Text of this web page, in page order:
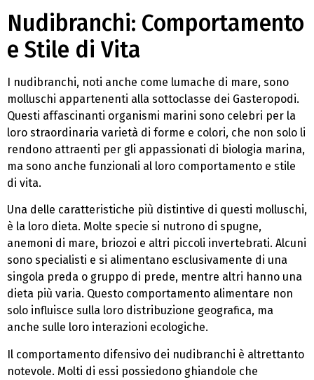
Nudibranchi: Comportamento
e Stile di Vita
I nudibranchi, noti anche come lumache di mare, sono
molluschi appartenenti alla sottoclasse dei Gasteropodi.
Questi affascinanti organismi marini sono celebri per la
loro straordinaria varietà di forme e colori, che non solo li
rendono attraenti per gli appassionati di biologia marina,
ma sono anche funzionali al loro comportamento e stile
di vita.
Una delle caratteristiche più distintive di questi molluschi,
è la loro dieta. Molte specie si nutrono di spugne,
anemoni di mare, briozoi e altri piccoli invertebrati. Alcuni
sono specialisti e si alimentano esclusivamente di una
singola preda o gruppo di prede, mentre altri hanno una
dieta più varia. Questo comportamento alimentare non
solo influisce sulla loro distribuzione geografica, ma
anche sulle loro interazioni ecologiche.
Il comportamento difensivo dei nudibranchi è altrettanto
notevole. Molti di essi possiedono ghiandole che